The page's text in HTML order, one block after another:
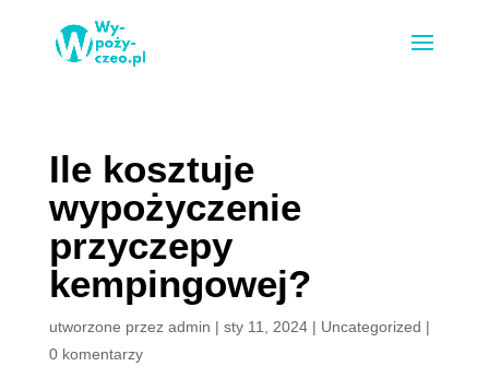
Ile kosztuje
wypożyczenie
przyczepy
kempingowej?
utworzone przez admin | sty 11, 2024| Uncategorized |
0 komentarzy